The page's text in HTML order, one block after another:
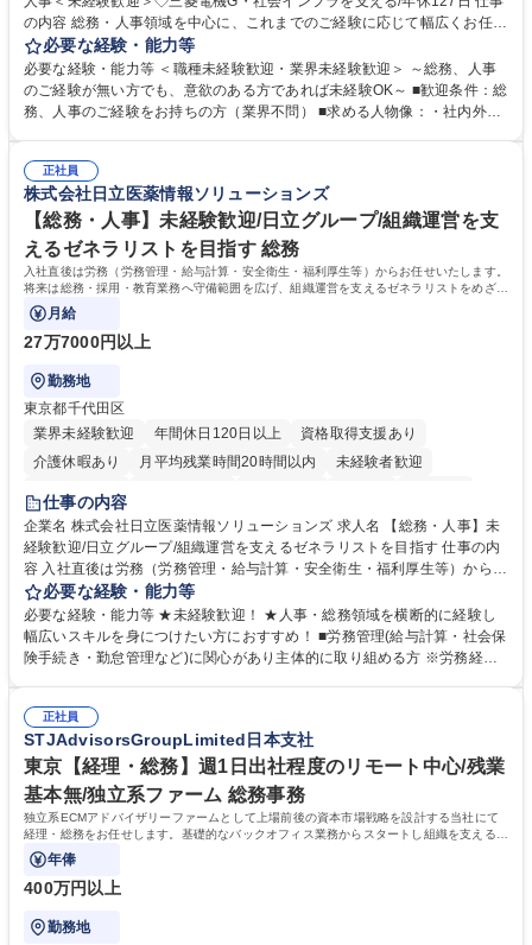
の内容 総務・人事領域を中心に、これまでのご経験に応じて幅広くお任せ
します。 ＜具体的には＞ ・総務/人事労務（給与・社保・勤怠管理など）
・採用・教育研修 ・福利厚生運用 など ※基本的には事務所勤務ですが、
採用や教育等の業務内容により、関西圏以外への日帰り・宿泊を伴う国内
出張もございます。 ※担当業務を持ちつつ、お互いに助け合いながら、総
必要な経験・能力等
必要な経験・能力等 ＜職種未経験歓迎・業界未経験歓迎＞ ～総務、人事
のご経験が無い方でも、意欲のある方であれば未経験OK～ ■歓迎条件：総
務、人事のご経験をお持ちの方（業界不問） ■求める人物像：・社内外の
正社員
株式会社日立医薬情報ソリューションズ
【総務・人事】未経験歓迎/日立グループ/組織運営を支
えるゼネラリストを目指す 総務
入社直後は労務（労務管理・給与計算・安全衛生・福利厚生等）からお任せいたします。
将来は総務・採用・教育業務へ守備範囲を広げ、組織運営を支えるゼネラリストをめざせ
ます。
月給
27万7000円以上
勤務地
東京都千代田区
業界未経験歓迎
年間休日120日以上
資格取得支援あり
介護休暇あり
月平均残業時間20時間以内
未経験者歓迎
住宅手当あり
育休あり
完全週休2日制 交通費支給 土日祝休み 寮・社宅あり
仕事の内容
企業名 株式会社日立医薬情報ソリューションズ 求人名 【総務・人事】未
経験歓迎/日立グループ/組織運営を支えるゼネラリストを目指す 仕事の内
容 入社直後は労務（労務管理・給与計算・安全衛生・福利厚生等）からお
任せいたします。将来は総務・採用・教育業務へ守備範囲を広げ、組織運
営を支えるゼネラリストをめざせます。 ・初期業務：労働時間管理、給与
計算、社会保険対応、福利厚生管理、安全衛生、健康経営推進等をお任せ
します。ご経験に応じて、休職者管理など、幅広く経験を積んでいただき
幅広く経験を積みたい意欲がある方に最適な環境です。 募集職種 【総
務・人事】未経験歓迎/日立グループ/組織運営を支えるゼネラリストを目
指す
必要な経験・能力等
必要な経験・能力等 ★未経験歓迎！ ★人事・総務領域を横断的に経験し
幅広いスキルを身につけたい方におすすめ！ ■労務管理(給与計算・社会保
険手続き・勤怠管理など)に関心があり主体的に取り組める方 ※労務経験
のご経験 ■労務管理（給与計算・社会保険手続き・勤怠管理など）の経験
■衛生管理者の資格をお持ちの方 学歴・資格 学歴：大学院 大学 高専 短大
専修学校 高校 語学力： 資格：
正社員
STJAdvisorsGroupLimited日本支社
東京【経理・総務】週1日出社程度のリモート中心/残業
基本無/独立系ファーム 総務事務
独立系ECMアドバイザリーファームとして上場前後の資本市場戦略を設計する当社にて
経理・総務をお任せします。基礎的なバックオフィス業務からスタートし組織を支える専
任担当として広く活躍できる環境です。
年俸
400万円以上
勤務地